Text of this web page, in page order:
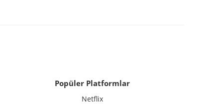
Popüler Platformlar
Netflix